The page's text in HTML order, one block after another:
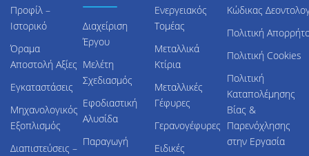
Προφίλ –
Ιστορικό
Όραμα
Αποστολή Αξίες
Εγκαταστάσεις
Μηχανολογικός
Εξοπλισμός
Διαπιστεύσεις –
Διαχείριση
Έργου
Μελέτη
Σχεδιασμός
Εφοδιαστική
Αλυσίδα
Παραγωγή
Ενεργειακός
Τομέας
Μεταλλικά
Κτίρια
Μεταλλικές
Γέφυρες
Γερανογέφυρες
Ειδικές
Κώδικας
Πολιτική
Πολιτική Cookies
Πολιτική
Καταπολέμησης
Βίας &
Παρενόχλησης
στην Εργασία